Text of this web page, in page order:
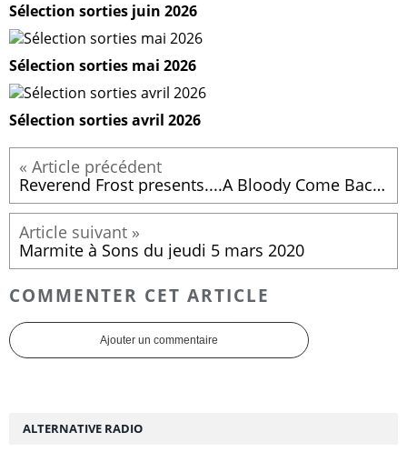
Sélection sorties juin 2026
Sélection sorties mai 2026
Sélection sorties avril 2026
Reverend Frost presents....A Bloody Come Back Mix, Part 3
Marmite à Sons du jeudi 5 mars 2020
COMMENTER CET ARTICLE
Ajouter un commentaire
ALTERNATIVE RADIO